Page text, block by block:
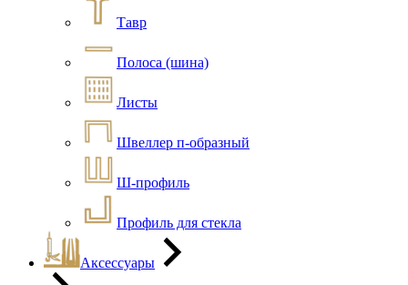
Тавр
Полоса (шина)
Листы
Швеллер п-образный
Ш-профиль
Профиль для стекла
Аксессуары